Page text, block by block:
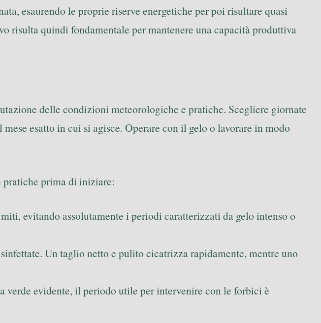
esaurendo le proprie riserve energetiche per poi risultare quasi
risulta quindi fondamentale per mantenere una capacità produttiva
delle condizioni meteorologiche e pratiche. Scegliere giornate
esatto in cui si agisce. Operare con il gelo o lavorare in modo
pratiche prima di iniziare:
evitando assolutamente i periodi caratterizzati da gelo intenso o
Un taglio netto e pulito cicatrizza rapidamente, mentre uno
verde evidente, il periodo utile per intervenire con le forbici è